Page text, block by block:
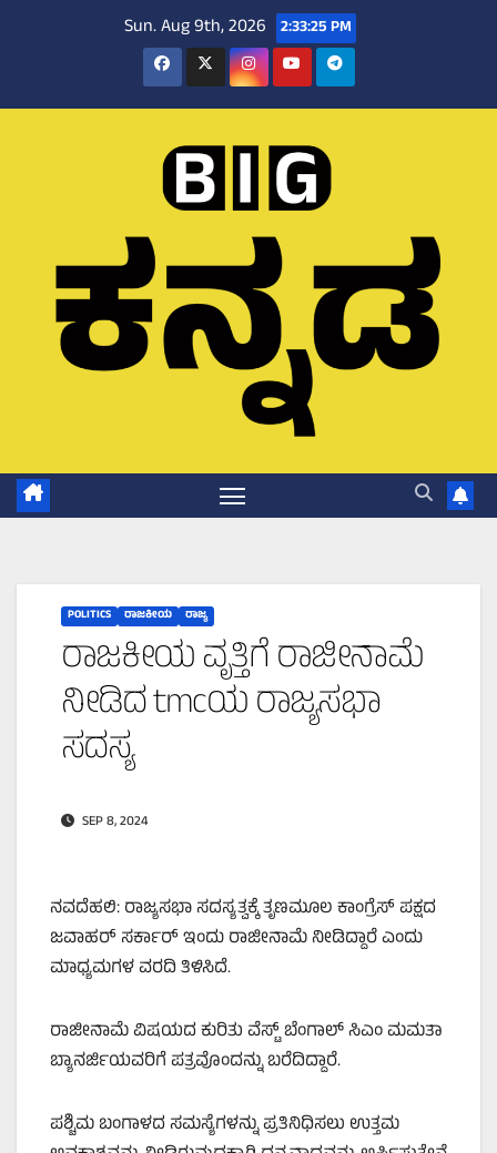
Sun. Aug 9th, 2026 2:33:26 PM
POLITICS ರಾಜಕೀಯ ರಾಜ್ಯ
ರಾಜಕೀಯ ವೃತ್ತಿಗೆ ರಾಜೀನಾಮೆ
ನೀಡಿದ tmcಯ ರಾಜ್ಯಸಭಾ
ಸದಸ್ಯ
SEP 8, 2024
ನವದೆಹಲಿ: ರಾಜ್ಯಸಭಾ ಸದಸ್ಯತ್ವಕ್ಕೆ ತೃಣಮೂಲ ಕಾಂಗ್ರೆಸ್‌ ಪಕ್ಷದ
ಜವಾಹರ್‌ ಸರ್ಕಾರ್‌ ಇಂದು ರಾಜೀನಾಮೆ ನೀಡಿದ್ದಾರೆ ಎಂದು
ಮಾಧ್ಯಮಗಳ ವರದಿ ತಿಳಿಸಿದೆ.
ರಾಜೀನಾಮೆ ವಿಷಯದ ಕುರಿತು ವೆಸ್ಟ್‌ ಬೆಂಗಾಲ್‌ ಸಿಎಂ ಮಮತಾ
ಬ್ಯಾನರ್ಜಿಯವರಿಗೆ ಪತ್ರವೊಂದನ್ನು ಬರೆದಿದ್ದಾರೆ.
ಪಶ್ಚಿಮ ಬಂಗಾಳದ ಸಮಸ್ಯೆಗಳನ್ನು ಪ್ರತಿನಿಧಿಸಲು ಉತ್ತಮ